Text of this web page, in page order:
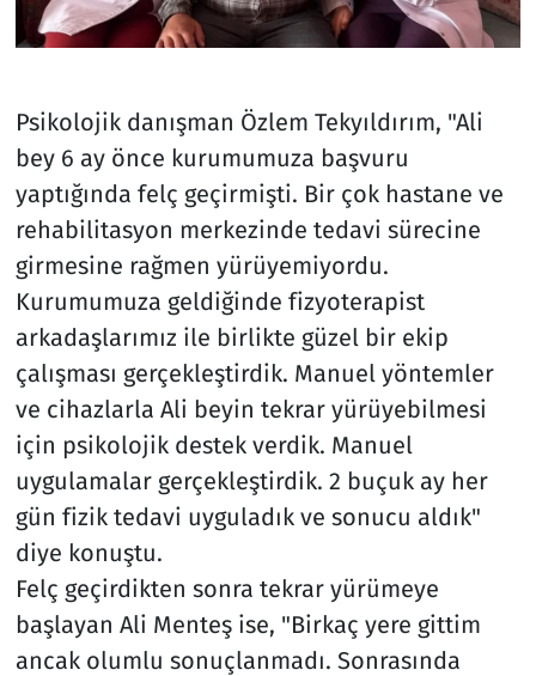
Psikolojik danışman Özlem Tekyıldırım, "Ali
bey 6 ay önce kurumumuza başvuru
yaptığında felç geçirmişti. Bir çok hastane ve
rehabilitasyon merkezinde tedavi sürecine
girmesine rağmen yürüyemiyordu.
Kurumumuza geldiğinde fizyoterapist
arkadaşlarımız ile birlikte güzel bir ekip
çalışması gerçekleştirdik. Manuel yöntemler
ve cihazlarla Ali beyin tekrar yürüyebilmesi
için psikolojik destek verdik. Manuel
uygulamalar gerçekleştirdik. 2 buçuk ay her
gün fizik tedavi uyguladık ve sonucu aldık"
diye konuştu.
Felç geçirdikten sonra tekrar yürümeye
başlayan Ali Menteş ise, "Birkaç yere gittim
ancak olumlu sonuçlanmadı. Sonrasında